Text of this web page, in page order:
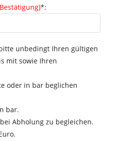
*:
unbedingt Ihren gültigen
mit sowie Ihren
oder in bar beglichen
bar.
Abholung zu begleichen.